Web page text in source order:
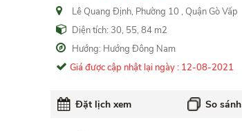
Lê Quang Định, Phường 10 , Quận Gò Vấp
Diện tích: 30, 55, 84 m2
Hướng: Hướng Đông Nam
Giá được cập nhật lại ngày : 12-08-2021
Đặt lịch xem So sánh